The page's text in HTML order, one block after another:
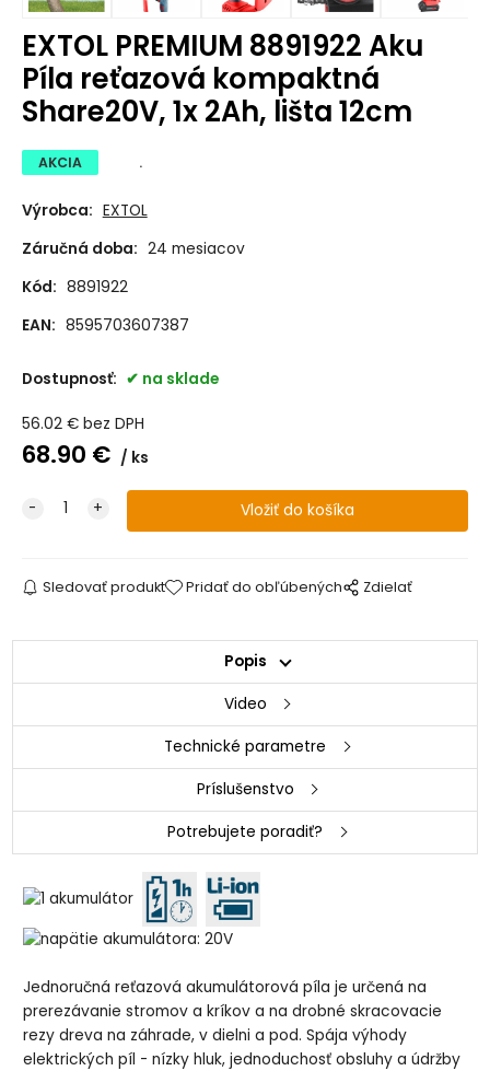
EXTOL PREMIUM 8891922 Aku
Píla reťazová kompaktná
Share20V, 1x 2Ah, lišta 12cm
AKCIA .
Výrobca: EXTOL
Záručná doba: 24 mesiacov
Kód: 8891922
EAN: 8595703607387
Dostupnosť: na sklade
56.02€ bez DPH
68.90 € ks
Sledovať produkt Pridať do obľúbených Zdielať
Popis
Video
Technické parametre
Príslušenstvo
Potrebujete poradiť?
Jednoručná reťazová akumulátorová píla je určená na
prerezávanie stromov a kríkov a na drobné skracovacie
rezy dreva na záhrade, v dielni a pod. Spája výhody
elektrických píl - nízky hluk, jednoduchosť obsluhy a údržby